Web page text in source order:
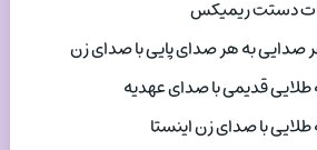
دستت ریمیکس
صدایی به هر صدای پایی با صدای زن
طلایی قدیمی با صدای عهدیه
طلایی با صدای زن اینستا